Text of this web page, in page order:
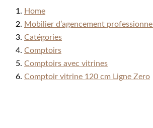
Home
Mobilier d’agencement professionnel
Catégories
Comptoirs
Comptoirs avec vitrines
Comptoir vitrine 120 cm Ligne Zero